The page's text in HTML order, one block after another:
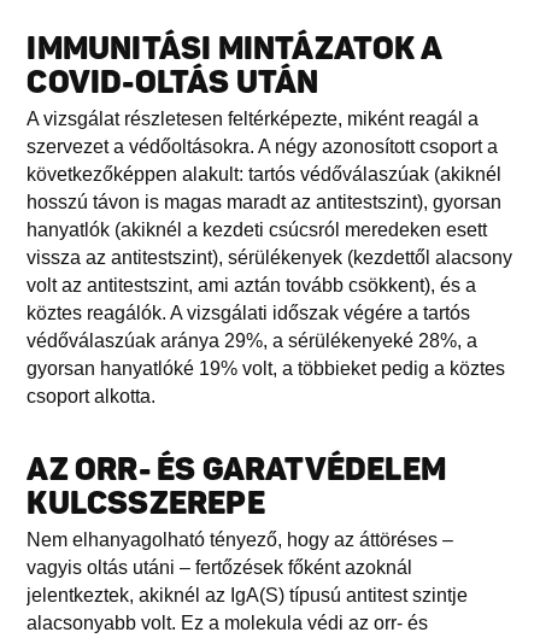
IMMUNITÁSI MINTÁZATOK A
COVID-OLTÁS UTÁN
A vizsgálat részletesen feltérképezte, miként reagál a
szervezet a védőoltásokra. A négy azonosított csoport a
következőképpen alakult: tartós védőválaszúak (akiknél
hosszú távon is magas maradt az antitestszint), gyorsan
hanyatlók (akiknél a kezdeti csúcsról meredeken esett
vissza az antitestszint), sérülékenyek (kezdettől alacsony
volt az antitestszint, ami aztán tovább csökkent), és a
köztes reagálók. A vizsgálati időszak végére a tartós
védőválaszúak aránya 29%, a sérülékenyeké 28%, a
gyorsan hanyatlóké 19% volt, a többieket pedig a köztes
csoport alkotta.
AZ ORR- ÉS GARATVÉDELEM
KULCSSZEREPE
Nem elhanyagolható tényező, hogy az áttöréses –
vagyis oltás utáni – fertőzések főként azoknál
jelentkeztek, akiknél az IgA(S) típusú antitest szintje
alacsonyabb volt. Ez a molekula védi az orr- és